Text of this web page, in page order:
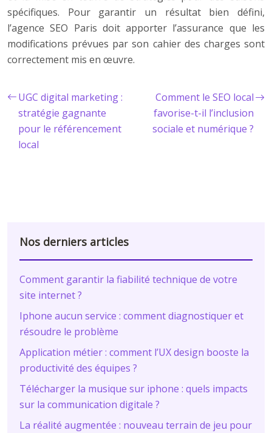
spécifiques. Pour garantir un résultat bien défini,
l’agence SEO Paris doit apporter l’assurance que les
modifications prévues par son cahier des charges sont
correctement mis en œuvre.
UGC digital marketing :
stratégie gagnante
pour le référencement
local
Comment le SEO local
favorise-t-il l’inclusion
sociale et numérique ?
Nos derniers articles
Comment garantir la fiabilité technique de votre
site internet ?
Iphone aucun service : comment diagnostiquer et
résoudre le problème
Application métier : comment l’UX design booste la
productivité des équipes ?
Télécharger la musique sur iphone : quels impacts
sur la communication digitale ?
La réalité augmentée : nouveau terrain de jeu pour